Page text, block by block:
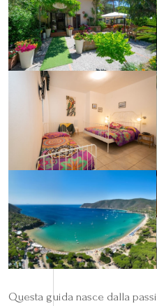
Questa guida nasce dalla